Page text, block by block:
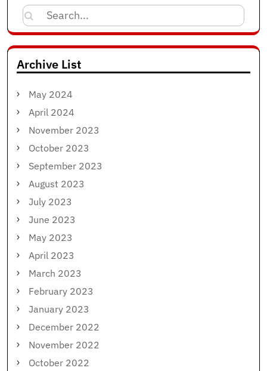
Search
for:
Archive List
May 2024
April 2024
November 2023
October 2023
September 2023
August 2023
July 2023
June 2023
May 2023
April 2023
March 2023
February 2023
January 2023
December 2022
November 2022
October 2022